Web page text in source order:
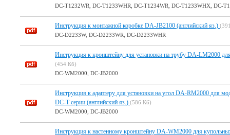
DC-T1232WR, DC-T1233WHR, DC-T1234WR, DC-T1233WHX, DC-
Инструкция к монтажной коробке DA-JB2100 (английский яз.)
DC-D2233W, DC-D2233WR, DC-D2233WHR
Инструкция к кронштейну для установки на трубу DA-LM2000
(454 Кб)
DC-WM2000, DC-JB2000
Инструкция к адаптеру для установки на угол DA-RM2000 для
DC-T серии (английский яз.) (586 Кб)
DC-WM2000, DC-JB2000
Инструкция к настенному кронштейну DA-WM2000 для